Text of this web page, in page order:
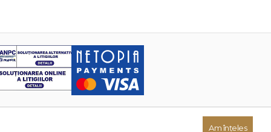
Am înțeles